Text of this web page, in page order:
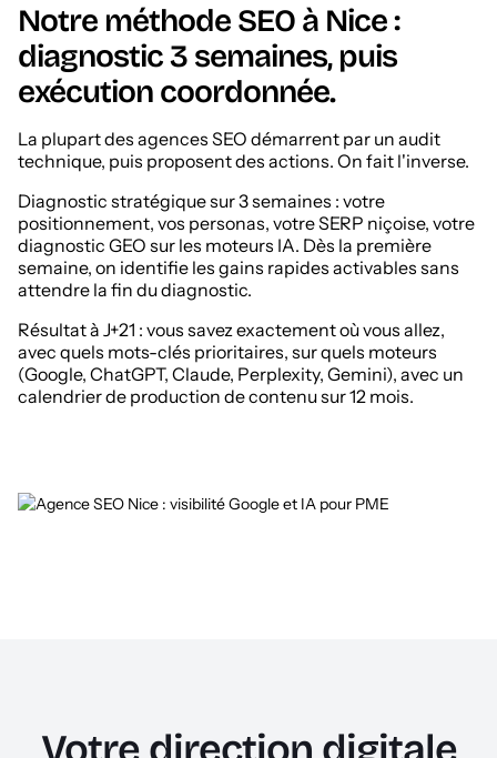
Notre méthode SEO à Nice :
diagnostic 3 semaines, puis
exécution coordonnée.
La plupart des agences SEO démarrent par un audit
technique, puis proposent des actions. On fait l'inverse.
Diagnostic stratégique sur 3 semaines : votre
positionnement, vos personas, votre SERP niçoise, votre
diagnostic GEO sur les moteurs IA. Dès la première
semaine, on identifie les gains rapides activables sans
attendre la fin du diagnostic.
Résultat à J+21 : vous savez exactement où vous allez,
avec quels mots-clés prioritaires, sur quels moteurs
(Google, ChatGPT, Claude, Perplexity, Gemini), avec un
calendrier de production de contenu sur 12 mois.